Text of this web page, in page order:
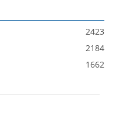
2423
2184
1662